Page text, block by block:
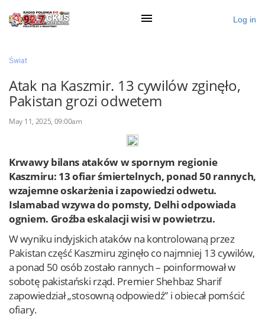
Ogłoś się
Działy
Zaloguj przez Clascal
Log in
Świat
Atak na Kaszmir. 13 cywilów zginęło,
Pakistan grozi odwetem
May 11, 2025, 09:00am
Krwawy bilans ataków w spornym regionie
Kaszmiru: 13 ofiar śmiertelnych, ponad 50 rannych,
wzajemne oskarżenia i zapowiedzi odwetu.
Islamabad wzywa do pomsty, Delhi odpowiada
ogniem. Groźba eskalacji wisi w powietrzu.
W wyniku indyjskich ataków na kontrolowaną przez
Pakistan część Kaszmiru zginęło co najmniej 13 cywilów,
a ponad 50 osób zostało rannych – poinformował w
sobotę pakistański rząd. Premier Shehbaz Sharif
zapowiedział „stosowną odpowiedź” i obiecał pomścić
ofiary.